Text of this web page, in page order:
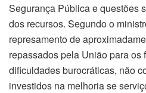
Segurança Pública e questões
dos recursos. Segundo o
represamento de
repassados pela União para os
dificuldades burocráticas, não
investidos na melhoria se